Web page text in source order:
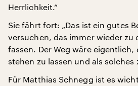
Herrlichkeit.“
Sie fährt fort: „Das ist ein gutes
versuchen, das immer wieder zu
fassen. Der Weg wäre eigentlich,
stehen zu lassen und als solches
Für Matthias Schnegg ist es